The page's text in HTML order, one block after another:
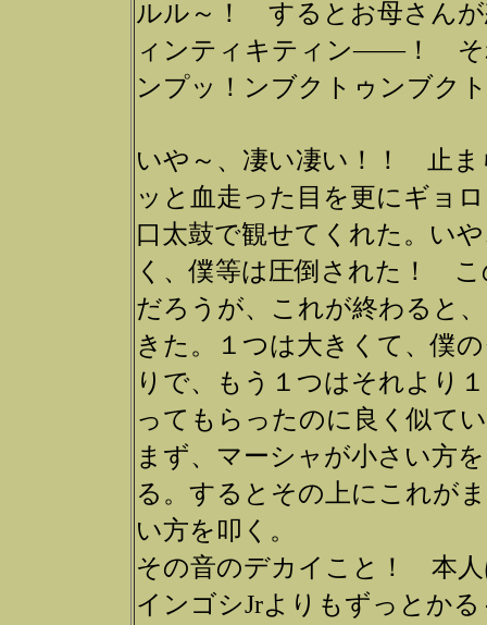
ルル～！ するとお母さん
ィンティキティン――！ そ
ンプッ！ンブクトゥンブク
いや～、凄い凄い！！ 止
ッと血走った目を更にギョ
口太鼓で観せてくれた。
く、僕等は圧倒された！
だろうが、これが終わると
きた。１つは大きくて、僕
りで、もう１つはそれより
ってもらったのに良く似て
まず、マーシャが小さい方
る。するとその上にこれが
い方を叩く。
その音のデカイこと！ 本
インゴシJrよりもずっとか